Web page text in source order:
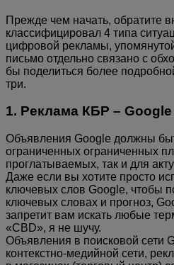
Прежде чем начать, обратите
классифицировал 4 типа
цифровой рекламы,
письмо отдельно связано с
бы поделиться более
три.
1. Реклама КБР –
Объявления Google должны
ограниченных ограниченных
проглатываемых, так и для
Даже если вы хотите просто
ключевых слов Google, чтобы
ключевых словах и прогноз,
запретит вам искать любые
«CBD», я не шучу.
Объявления в поисковой сети
контекстно-медийной сети,